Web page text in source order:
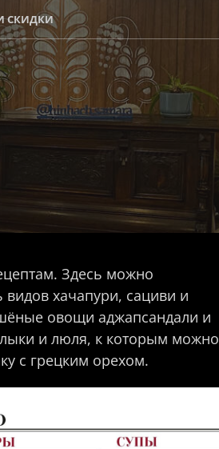
СКИДКИ
Здесь можно
хачапури, сациви и
овощи аджапсандали и
и люля, к которым можно
с грецким орехом.